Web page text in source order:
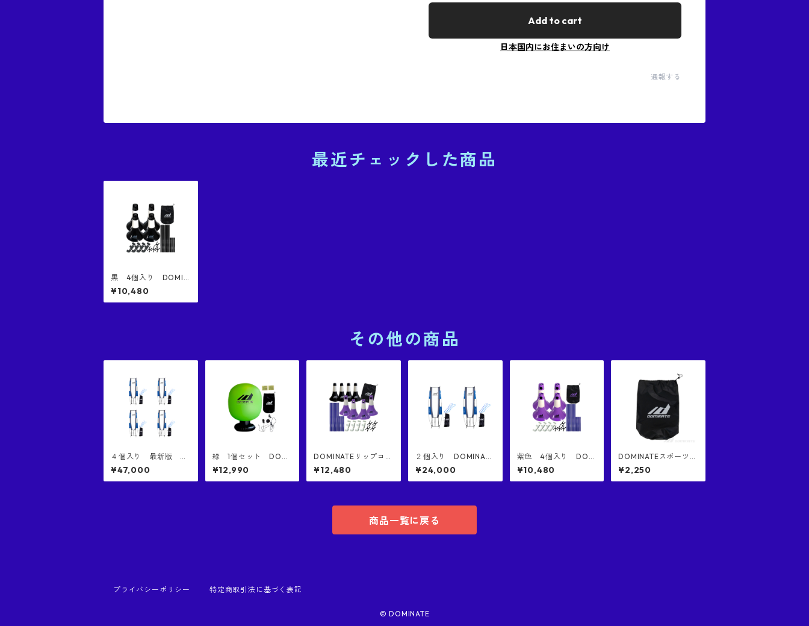
Add to cart
日本国内にお住まいの方向け
通報する
最近チェックした商品
黒 4個入り DOMIN
ATE リップコーン２
正規品 意匠権取得済み
商品 バッグ付き DO
¥10,480
その他の商品
４個入り 最新版 D
OMINATE Jumbo Def
ender ジャンボ・ディ
フェンダー 正規品
¥47,000
緑 1個セット DOMI
NATE FAT DEFENDER
ファット・ディフェ
ンダー 正規品 日本
¥12,990
DOMINATEリップコー
ン１（黒色４個） ⅹ D
OMINATEリップコー
ン２混合セット（紫色
CKS, CONNECTORS A
¥12,480
２個入り DOMINATE
Jumbo Defender ジ
ャンボ・ディフェンダ
ー 正規品 日本特許
習 お買い得 唯一NB
¥24,000
紫色 4個入り DOM
INATE リップコーン２
正規品 意匠権取得済み
商品 バッグ付き DO
¥10,480
DOMINATEスポーツバ
ッグｘ１個 正規品 収
納バッグ 黒色バッグに
グレーロゴ
¥2,250
商品一覧に戻る
プライバシーポリシー 特定商取引法に基づく表記
© DOMINATE